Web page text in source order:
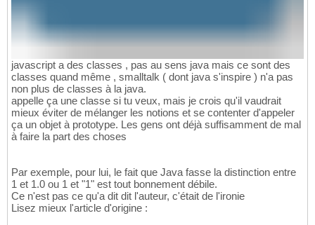
javascript a des classes , pas au sens java mais ce sont des
classes quand même , smalltalk ( dont java s'inspire ) n'a pas
non plus de classes à la java.
appelle ça une classe si tu veux, mais je crois qu'il vaudrait
mieux éviter de mélanger les notions et se contenter d'appeler
ça un objet à prototype. Les gens ont déjà suffisamment de mal
à faire la part des choses
Par exemple, pour lui, le fait que Java fasse la distinction entre
1 et 1.0 ou 1 et "1" est tout bonnement débile.
Ce n'est pas ce qu'a dit dit l'auteur, c'était de l'ironie
Lisez mieux l'article d'origine :